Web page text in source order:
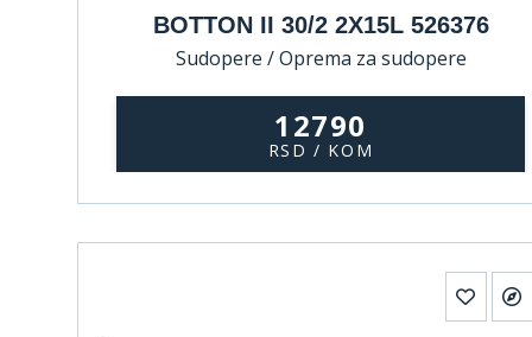
BOTTON II 30/2 2X15L 526376
Sudopere / Oprema za sudopere
12790
RSD / KOM